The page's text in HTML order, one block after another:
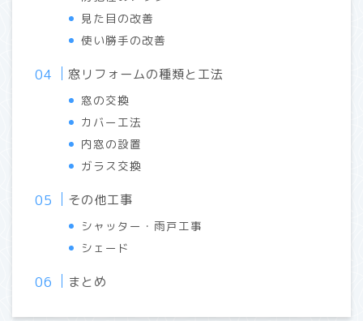
見た目の改善
使い勝手の改善
窓リフォームの種類と工法
窓の交換
カバー工法
内窓の設置
ガラス交換
その他工事
シャッター・雨戸工事
シェード
まとめ